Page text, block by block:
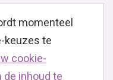
momenteel
keuzes te
cookie-
de inhoud te